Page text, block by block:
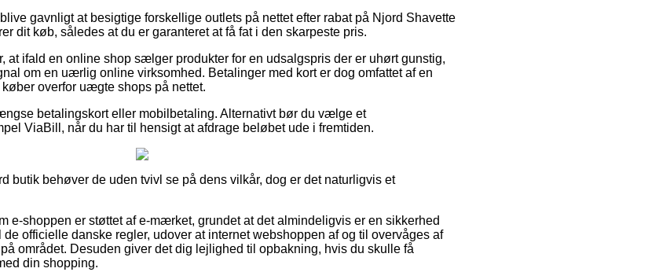
gavnligt at besigtige forskellige outlets på nettet efter rabat på Njord Shavette
dit køb, således at du er garanteret at få fat i den skarpeste pris.
at ifald en online shop sælger produkter for en udsalgspris der er uhørt gunstig,
om en uærlig online virksomhed. Betalinger med kort er dog omfattet af en
overfor uægte shops på nettet.
betalingskort eller mobilbetaling. Alternativt bør du vælge et
ViaBill, når du har til hensigt at afdrage beløbet ude i fremtiden.
butik behøver de uden tvivl se på dens vilkår, dog er det naturligvis et
e-shoppen er støttet af e-mærket, grundet at det almindeligvis er en sikkerhed
officielle danske regler, udover at internet webshoppen af og til overvåges af
området. Desuden giver det dig lejlighed til opbakning, hvis du skulle få
din shopping.